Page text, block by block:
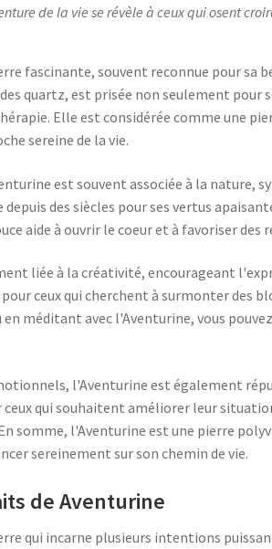
de la vie se révèle à ceux qui osent
fascinante, souvent reconnue pour sa
quartz, est prisée non seulement pour
Elle est considérée comme une
sereine de la vie.
est souvent associée à la nature,
des siècles pour ses vertus
aide à ouvrir le coeur et à favoriser
liée à la créativité, encourageant
ceux qui cherchent à surmonter des
méditant avec l'Aventurine, vous
l'Aventurine est également
qui souhaitent améliorer leur
somme, l'Aventurine est une pierre
sereinement sur son chemin de vie.
de Aventurine
qui incarne plusieurs intentions